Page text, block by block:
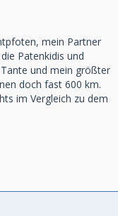
mein Partner
Patenkidis und
und mein größter
doch fast 600 km.
im Vergleich zu dem